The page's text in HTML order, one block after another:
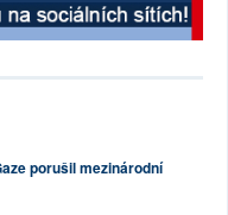
porušil mezinárodní